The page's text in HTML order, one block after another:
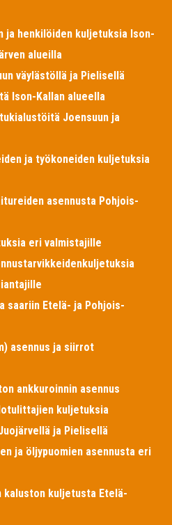
ja henkilöiden kuljetuksia Ison-
alueilla
väylästöllä ja Pielisellä
Ison-Kallan alueella
Joensuun ja
ja työkoneiden kuljetuksia
asennusta Pohjois-
eri valmistajille
saariin Etelä- ja Pohjois-
asennus ja siirrot
ankkuroinnin asennus
kuljetuksia
ja Pielisellä
ja öljypuomien asennusta eri
kaluston kuljetusta Etelä-